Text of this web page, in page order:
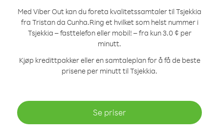
Med Viber Out kan du foreta kvalitetssamtaler til Tsjekkia
fra Tristan da Cunha.Ring et hvilket som helst nummer i
Tsjekkia – fasttelefon eller mobil! – fra kun 3.0 ¢ per
minutt.
Kjøp kredittpakker eller en samtaleplan for å få de beste
prisene per minutt til Tsjekkia.
Se priser